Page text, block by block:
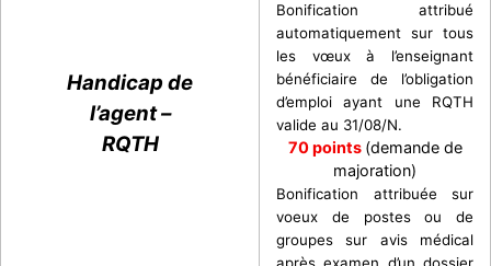
Handicap de
l’agent –
RQTH
Bonification attribué
automatiquement sur tous
les vœux à l’enseignant
bénéficiaire de l’obligation
d’emploi ayant une RQTH
valide au 31/08/N.
70 points (demande de
majoration)
Bonification attribuée sur
voeux de postes ou de
groupes sur avis médical